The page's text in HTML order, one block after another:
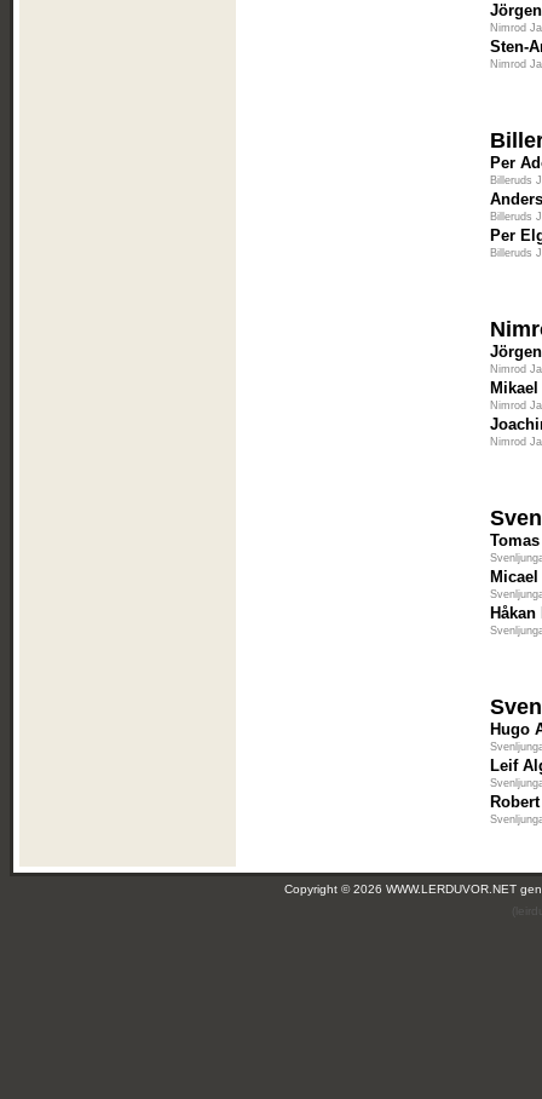
Nimrod
Sten-
Nimrod
Per
Billeruds
Billeruds
Per
Billeruds
Nimrod
Nimrod
Nimrod
Håkan
Hugo
Leif
Copyright © 2026 WWW.LERDUVOR.NET